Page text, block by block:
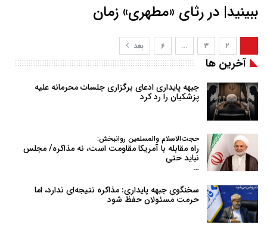
ببینید| در رثای «مطهری» زمان
۲ ۳ … ۶ بعد
آخرین ها
جبهه پایداری ادعای برگزاری جلسات محرمانه علیه
پزشکیان را رد کرد
حجت‌الاسلام والمسلمین روانبخش:
راه مقابله با آمریکا مقاومت است، نه مذاکره/ مجلس
نباید حتی
…
سخنگوی جبهه پایداری: مذاکره نتیجه‌ای ندارد، اما
حرمت مسئولان حفظ شود